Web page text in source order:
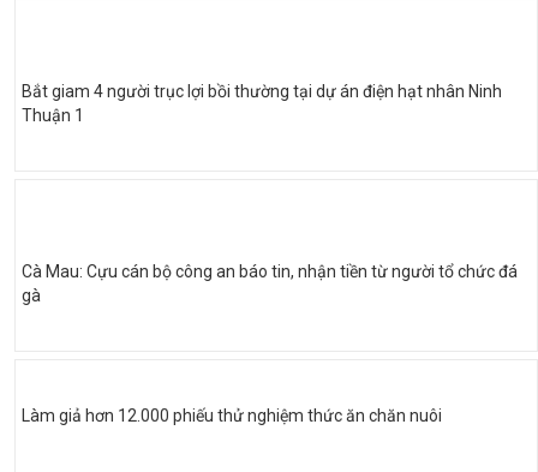
Bắt giam 4 người trục lợi bồi thường tại dự án điện hạt nhân Ninh
Thuận 1
Cà Mau: Cựu cán bộ công an báo tin, nhận tiền từ người tổ chức đá
gà
Làm giả hơn 12.000 phiếu thử nghiệm thức ăn chăn nuôi